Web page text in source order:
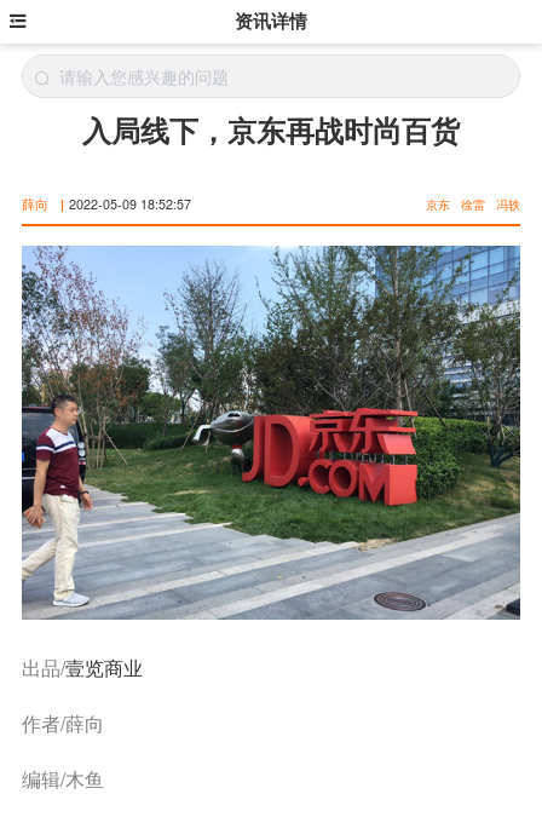
资讯详情
入局线下，京东再战时尚百货
薛向 | 2022-05-09 18:52:57 京东 徐雷 冯轶
出品/壹览商业
作者/薛向
编辑/木鱼